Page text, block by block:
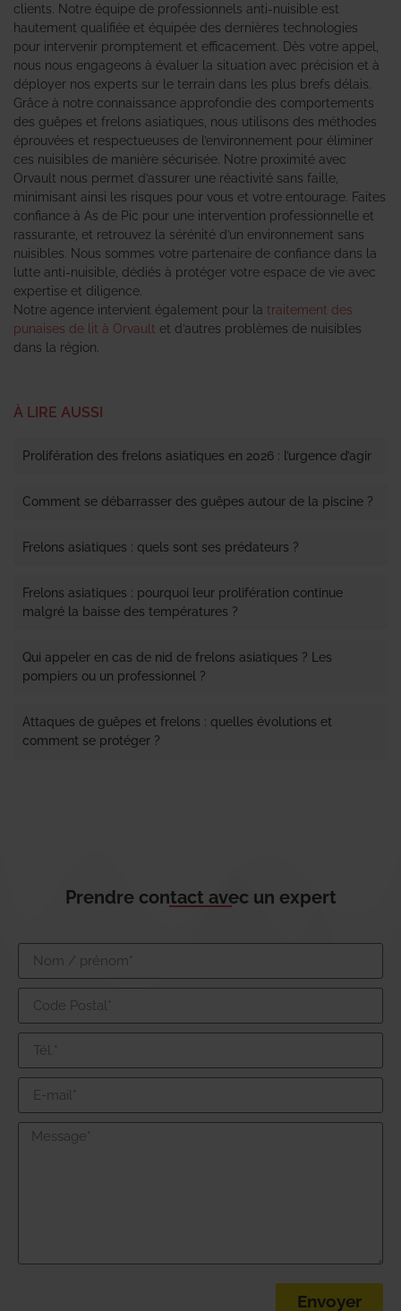
clients. Notre équipe de professionnels anti-nuisible est
hautement qualifiée et équipée des dernières technologies
pour intervenir promptement et efficacement. Dès votre appel,
nous nous engageons à évaluer la situation avec précision et à
déployer nos experts sur le terrain dans les plus brefs délais.
Grâce à notre connaissance approfondie des comportements
des guêpes et frelons asiatiques, nous utilisons des méthodes
éprouvées et respectueuses de l’environnement pour éliminer
ces nuisibles de manière sécurisée. Notre proximité avec
Orvault nous permet d’assurer une réactivité sans faille,
minimisant ainsi les risques pour vous et votre entourage. Faites
confiance à As de Pic pour une intervention professionnelle et
rassurante, et retrouvez la sérénité d’un environnement sans
nuisibles. Nous sommes votre partenaire de confiance dans la
lutte anti-nuisible, dédiés à protéger votre espace de vie avec
expertise et diligence.
Notre agence intervient également pour la traitement des
punaises de lit à Orvault et d’autres problèmes de nuisibles
dans la région.
À LIRE AUSSI
Prolifération des frelons asiatiques en 2026 : l’urgence d’agir
Comment se débarrasser des guêpes autour de la piscine ?
Frelons asiatiques : quels sont ses prédateurs ?
Frelons asiatiques : pourquoi leur prolifération continue
malgré la baisse des températures ?
Qui appeler en cas de nid de frelons asiatiques ? Les
pompiers ou un professionnel ?
Attaques de guêpes et frelons : quelles évolutions et
comment se protéger ?
Prendre contact avec un expert
Envoyer